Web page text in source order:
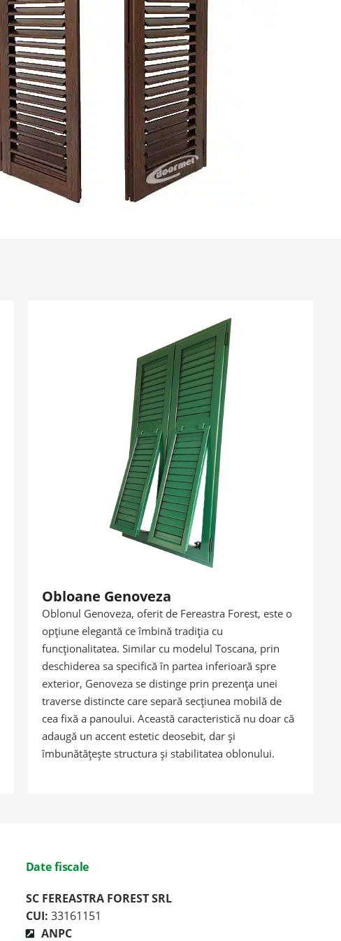
Obloane Genoveza
Oblonul Genoveza, oferit de Fereastra Forest, este o
opțiune elegantă ce îmbină tradiția cu
funcționalitatea. Similar cu modelul Toscana, prin
deschiderea sa specifică în partea inferioară spre
exterior, Genoveza se distinge prin prezența unei
traverse distincte care separă secțiunea mobilă de
cea fixă a panoului. Această caracteristică nu doar că
adaugă un accent estetic deosebit, dar și
îmbunătățește structura și stabilitatea oblonului.
Date fiscale
SC FEREASTRA FOREST SRL
CUI: 33161151
ANPC